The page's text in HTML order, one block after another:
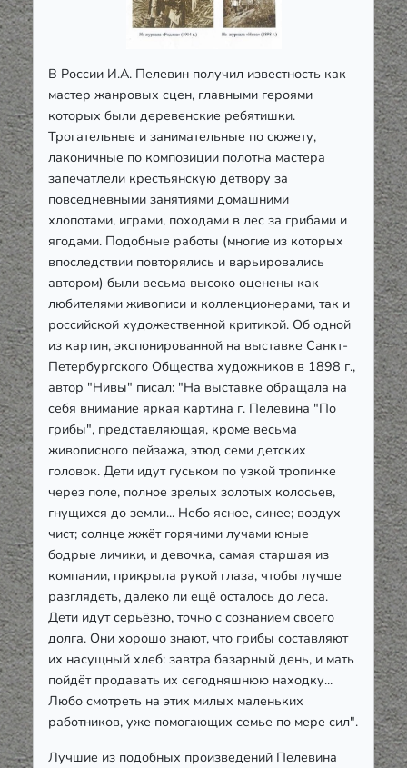
В России И.А. Пелевин получил известность как
мастер жанровых сцен, главными героями
которых были деревенские ребятишки.
Трогательные и занимательные по сюжету,
лаконичные по композиции полотна мастера
запечатлели крестьянскую детвору за
повседневными занятиями домашними
хлопотами, играми, походами в лес за грибами и
ягодами. Подобные работы (многие из которых
впоследствии повторялись и варьировались
автором) были весьма высоко оценены как
любителями живописи и коллекционерами, так и
российской художественной критикой. Об одной
из картин, экспонированной на выставке Санкт-
Петербургского Общества художников в 1898 г.,
автор "Нивы" писал: "На выставке обращала на
себя внимание яркая картина г. Пелевина "По
грибы", представляющая, кроме весьма
живописного пейзажа, этюд семи детских
головок. Дети идут гуськом по узкой тропинке
через поле, полное зрелых золотых колосьев,
гнущихся до земли... Небо ясное, синее; воздух
чист; солнце жжёт горячими лучами юные
бодрые личики, и девочка, самая старшая из
компании, прикрыла рукой глаза, чтобы лучше
разглядеть, далеко ли ещё осталось до леса.
Дети идут серьёзно, точно с сознанием своего
долга. Они хорошо знают, что грибы составляют
их насущный хлеб: завтра базарный день, и мать
пойдёт продавать их сегодняшнюю находку...
Любо смотреть на этих милых маленьких
работников, уже помогающих семье по мере сил".
Лучшие из подобных произведений Пелевина